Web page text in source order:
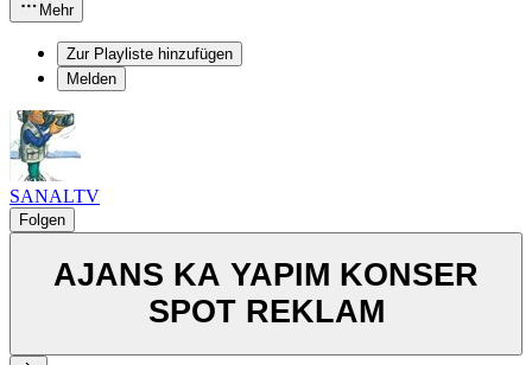
Mehr
Zur Playliste hinzufügen
Melden
SANALTV
Folgen
AJANS KA YAPIM KONSER
SPOT REKLAM